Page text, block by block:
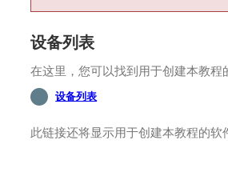
设备列表
在这里，您可以找到用于创建本教程
设备列表
此链接还将显示用于创建本教程的软